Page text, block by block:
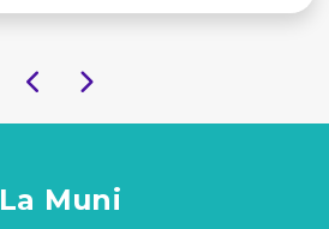
La Muni